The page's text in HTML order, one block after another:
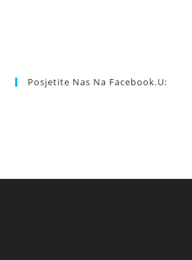
Posjetite Nas Na Facebook.u: